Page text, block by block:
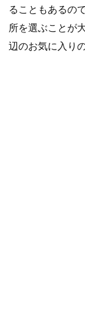
ることもあるの
所を選ぶことが
辺のお気に入り